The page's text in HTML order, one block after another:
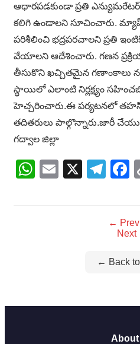
ఆధారపడకుండా ప్రతి
కలిగి ఉండాలని సూచించారు.
పరిశీలించి భద్రపరచాలని ప్రతి
వేయాలని ఆదేశించారు. గణన
తీసుకొని ఖచ్చితమైన గణాంకాలు
స్థాయిలో ఎలాంటి నిర్లక్ష్యం
హెచ్చరించారు.ఈ పర్యటనలో
తదితరులు పాల్గొన్నారు.జారీ
గద్వాల జిల్లా
WhatsApp
Email
X
←
Next
← Back